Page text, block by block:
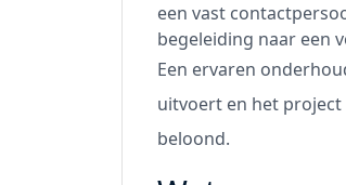
een vast
begeleiding naar een
Een ervaren
uitvoert en het
beloond.